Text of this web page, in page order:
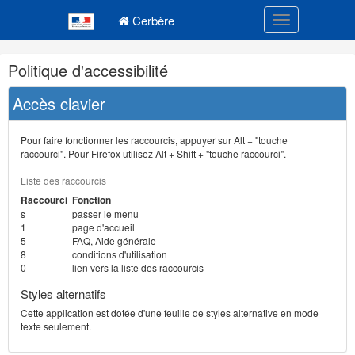
Cerbère Toggle
Navigation
et
outils
annexes
Politique d'accessibilité
Accès clavier
Pour faire fonctionner les raccourcis, appuyer sur Alt + "touche
raccourci". Pour Firefox utilisez Alt + Shift + "touche raccourci".
Liste des raccourcis
Raccourci Fonction
s
passer le menu
1
page d'accueil
5
FAQ, Aide générale
8
conditions d'utilisation
0
lien vers la liste des raccourcis
Styles alternatifs
Cette application est dotée d'une feuille de styles alternative en mode
texte seulement.